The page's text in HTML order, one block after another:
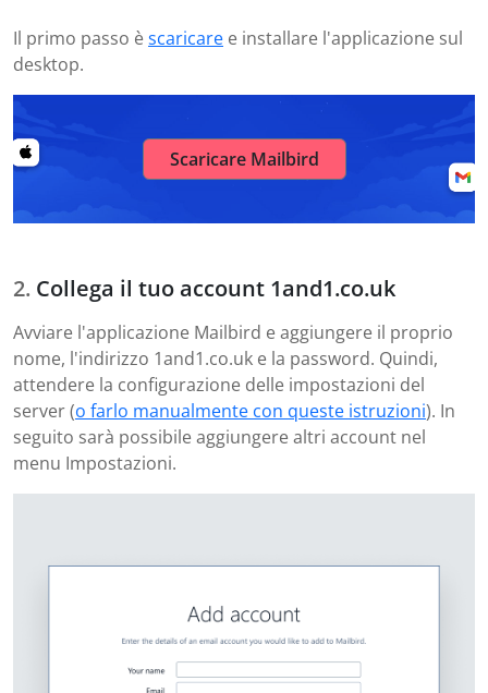
Il primo passo èscaricare e installare l'applicazione sul
desktop.
Scaricare Mailbird
Collega il tuo account 1and1.co.uk
Avviare l'applicazione Mailbird e aggiungere il proprio
nome, l'indirizzo 1and1.co.uk e la password. Quindi,
attendere la configurazione delle impostazioni del
server (o farlo manualmente con queste istruzioni). In
seguito sarà possibile aggiungere altri account nel
menu Impostazioni.